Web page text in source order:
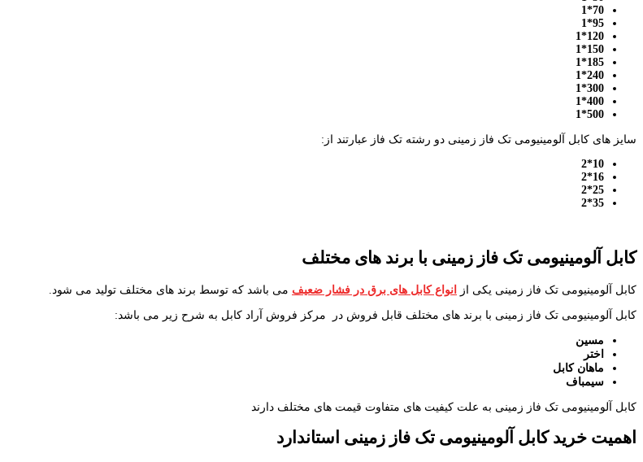
70*1
95*1
120*1
150*1
185*1
240*1
300*1
400*1
500*1
سایز های کابل آلومینیومی تک فاز زمینی دو رشته تک فاز عبارتند از:
10*2
16*2
25*2
35*2
کابل آلومینیومی تک فاز زمینی با برند های مختلف
کابل آلومینیومی تک فاز زمینی یکی از انواع کابل های برق در فشار ضعیف می باشد که توسط برند های مختلف تولید می شود.
کابل آلومینیومی تک فاز زمینی با برند های مختلف قابل فروش در مرکز فروش آراد کابل به شرح زیر می باشد:
مسین
اختر
ماهان کابل
سیمباف
کابل آلومینیومی تک فاز زمینی به علت کیفیت های متفاوت قیمت های مختلف دارند
اهمیت خرید کابل آلومینیومی تک فاز زمینی استاندارد